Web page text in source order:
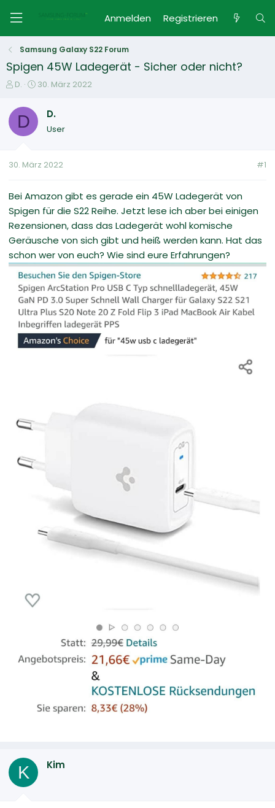
Anmelden Registrieren
Samsung Galaxy S22 Forum
Spigen 45W Ladegerät - Sicher oder nicht?
E
s
e
e
D.
E
t
t
m
30. März 2022
D D.
User
30. März 2022 #1
Bei Amazon gibt es gerade ein 45W Ladegerät von
Spigen für die S22 Reihe. Jetzt lese ich aber bei einigen
Rezensionen, dass das Ladegerät wohl komische
Geräusche von sich gibt und heiß werden kann. Hat das
schon wer von euch? Wie sind eure Erfahrungen?
K Kim